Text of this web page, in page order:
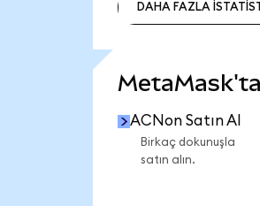
DAHA FAZLA
MetaMask'ta
ACNon Satın Al
Birkaç dokunuşla
satın alın.